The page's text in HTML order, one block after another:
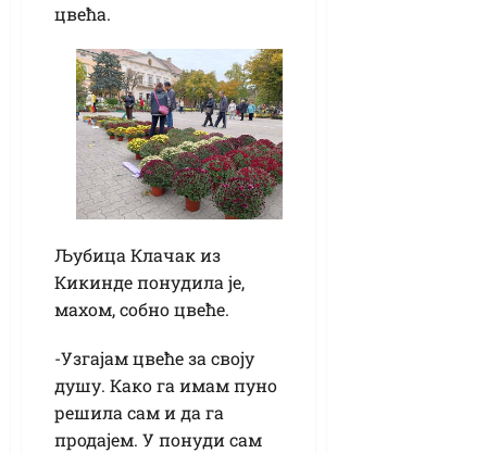
цвећа.
Љубица Клачак из
Кикинде понудила је,
махом, собно цвеће.
-Узгајам цвеће за своју
душу. Како га имам пуно
решила сам и да га
продајем. У понуди сам